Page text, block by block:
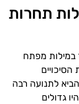
תחרות
במילות מפתח
לתנועה רבה
גדולים